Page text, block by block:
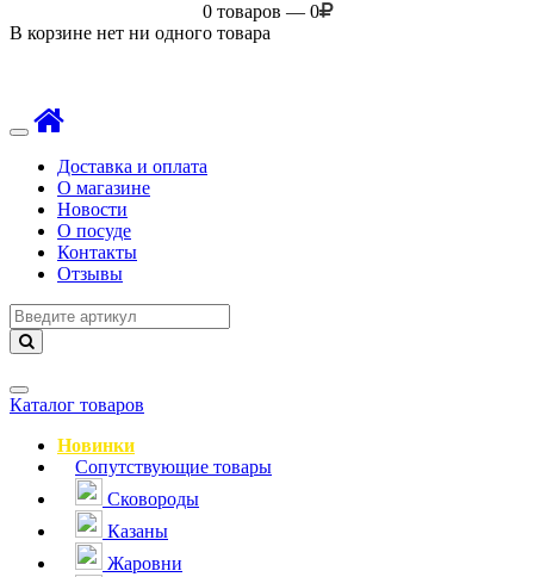
0 товаров — 0
В корзине нет ни одного товара
Toggle
navigationДоставка и оплата
О магазине
Новости
О посуде
Контакты
Отзывы
Навигация
Каталог товаров
Новинки
Сопутствующие товары
Сковороды
Казаны
Жаровни